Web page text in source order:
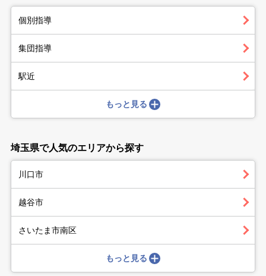
個別指導
集団指導
駅近
もっと見る
埼玉県で人気のエリアから探す
川口市
越谷市
さいたま市南区
もっと見る